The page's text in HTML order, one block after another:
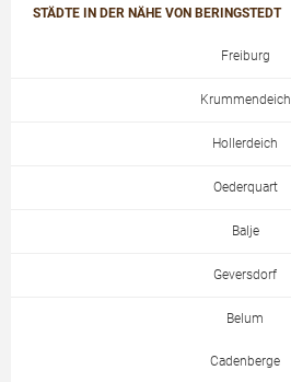
STÄDTE IN DER NÄHE VON BERINGSTEDT
Freiburg
Krummendeich
Hollerdeich
Oederquart
Balje
Geversdorf
Belum
Cadenberge